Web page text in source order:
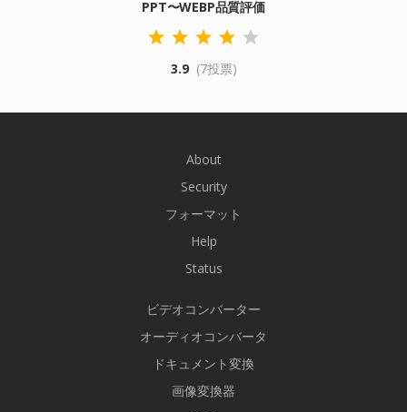
PPT〜WEBP品質評価
3.9 (7投票)
About
Security
フォーマット
Help
Status
ビデオコンバーター
オーディオコンバータ
ドキュメント変換
画像変換器